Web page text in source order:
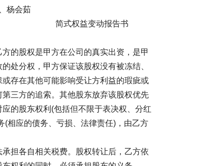
杨会茹
简式权益变动报告书
的股权是甲方在公司的真实出资，是甲
处分权，甲方保证该股权没有被冻结、
存在其他可能影响受让方利益的瑕疵或
三方的追索。其他股东放弃该股权优先
的股东权利(包括但不限于表决权、分红
(相应的债务、亏损、法律责任)，由乙方
担各自相关税费。股权转让后，乙方依